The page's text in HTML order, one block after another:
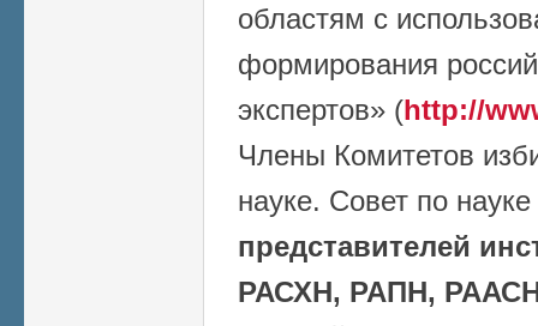
областям с
формирования
экспертов» (http://
Члены Комитетов
науке. Совет по
представителей
РАСХН, РАПН,